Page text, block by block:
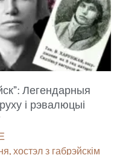
Легендарныя
і рэвалюцыі
хостэл з габрэйскім